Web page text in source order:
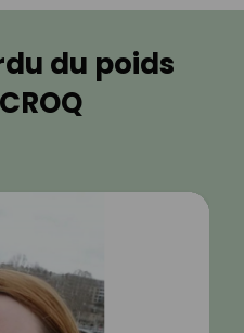
du poids